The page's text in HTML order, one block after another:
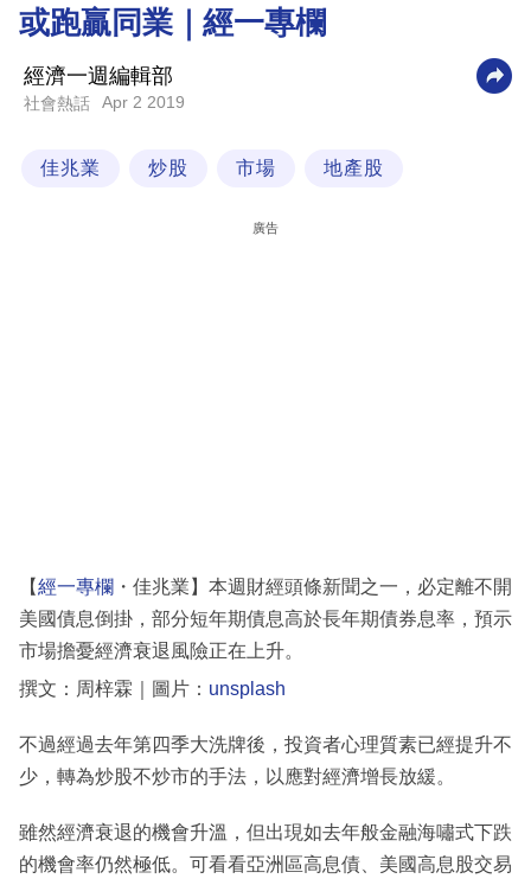
商
業
科
區
或跑贏同業｜經一專欄
經濟一週編輯部
社會熱話 Apr 2 2019
佳兆業 炒股 市場 地產股
廣告
【經一專欄 ・佳兆業】本週財經頭條新聞之一，必定離不開
美國債息倒掛，部分短年期債息高於長年期債券息率，預示
市場擔憂經濟衰退風險正在上升。
撰文：周梓霖｜圖片： unsplash
不過經過去年第四季大洗牌後，投資者心理質素已經提升不
少，轉為炒股不炒市的手法，以應對經濟增長放緩。
雖然經濟衰退的機會升溫，但出現如去年般金融海嘯式下跌
的機會率仍然極低。可看看亞洲區高息債、美國高息股交易